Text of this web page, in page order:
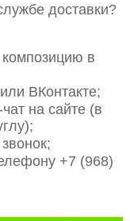
доставки?
в
ВКонтакте;
на сайте (в
+7 (968)